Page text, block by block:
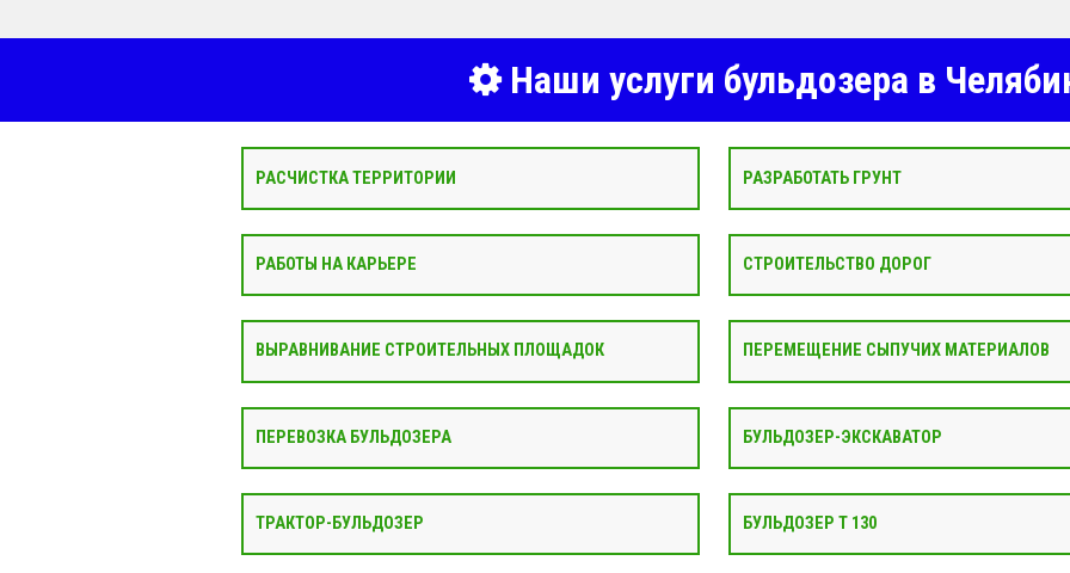
Наши услуги бульдозера в
РАСЧИСТКА ТЕРРИТОРИИ РАЗРАБОТАТЬ ГРУНТ
РАБОТЫ НА КАРЬЕРЕ СТРОИТЕЛЬСТВО ДОРОГ
ВЫРАВНИВАНИЕ СТРОИТЕЛЬНЫХ ПЛОЩАДОК ПЕРЕМЕЩЕНИЕ СЫПУЧИХ МАТЕРИАЛОВ
ПЕРЕВОЗКА БУЛЬДОЗЕРА БУЛЬДОЗЕР-ЭКСКАВАТОР
ТРАКТОР-БУЛЬДОЗЕР БУЛЬДОЗЕР Т 130